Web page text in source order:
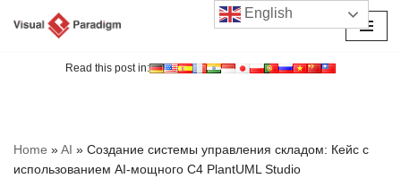
Read this post in:
Home »AI » Создание системы управления складом: Кейс с
использованием AI-мощного C4 PlantUML Studio
English